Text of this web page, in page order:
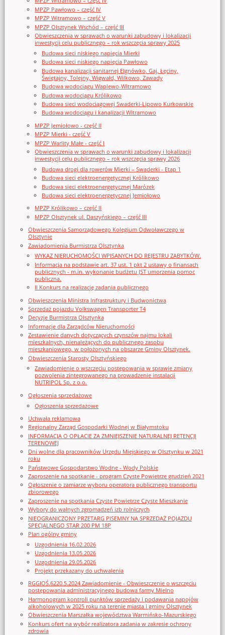
MPZP Pawłowo – część IV
MPZP Witramowo – część V
MPZP Olsztynek Wschód – część III
Obwieszczenia w sprawach o warunki zabudowy i lokalizacji
inwestycji celu publicznego – rok wszczęcia sprawy 2025
Budowa sieci niskiego napięcia Mierki
Budowa sieci niskiego napięcia Pawłowo
Budowa kanalizacji sanitarnej Elgnówko, Gaj, Łęciny,
Świętajny, Tolejny, Wigwałd, Wilkowo, Zawady
Budowa wodociągu Waplewo-Witramowo
Budowa wodociągu Królikowo
Budowa sieci wodociągowej Swaderki-Lipowo Kurkowskie
Budowa wodociągu i kanalizacji Witramowo
MPZP Jemiołowo - część II
MPZP Mierki - część V
MPZP Warlity Małe - część I
Obwieszczenia w sprawach o warunki zabudowy i lokalizacji
inwestycji celu publicznego – rok wszczęcia sprawy 2026
Budowa drogi dla rowerów Mierki – Swaderki - Etap 1
Budowa sieci elektroenergetycznej Królikowo
Budowa sieci elektroenergetycznej Marózek
Budowa sieci elektroenergetycznej Jemiołowo
MPZP Królikowo – część II
MPZP Olsztynek ul. Daszyńskiego – część III
Obwieszczenia Samorządowego Kolegium Odwoławczego w
Olsztynie
Zawiadomienia Burmistrza Olsztynka
WYKAZ NIERUCHOMOŚCI WPISANYCH DO REJESTRU ZABYTKÓW.
Informacja na podstawie art. 37 ust. 1 pkt 2 ustawy o finansach
publicznych - m.in. wykonanie budżetu JST umorzenia pomoc
publiczna.
II Konkurs na realizację zadania publicznego
Obwieszczenia Ministra Infrastruktury i Budwonictwa
Sprzedaż pojazdu Volkswagen Transporter T4
Decyzje Burmistrza Olsztynka
Informacje dla Zarządców Nieruchomości
Zestawienie danych dotyczących czynszów najmu lokali
mieszkalnych, nienależących do publicznego zasobu
mieszkaniowego, w położonych na obszarze Gminy Olsztynek.
Obwieszczenia Starosty Olsztyńskiego
Zawiadomienie o wszczęciu postępowania w sprawie zmiany
pozwolenia zintegrowanego na prowadzenie instalacji
NUTRIPOL Sp. z o.o.
Ogłoszenia sprzedażowe
Ogłoszenia sprzedażowe
Uchwała reklamowa
Regionalny Zarząd Gospodarki Wodnej w Białymstoku
INFORMACJA O OPŁACIE ZA ZMNIEJSZENIE NATURALNEJ RETENCJI
TERENOWEJ
Dni wolne dla pracowników Urzędu Miejskiego w Olsztynku w 2021
roku
Państwowe Gospodarstwo Wodne - Wody Polskie
Zaproszenie na spotkanie - program Czyste Powietrze grudzień 2021
Ogłoszenie o zamiarze wyboru operatora publicznego transportu
zbiorowego
Zaproszenie na spotkania Czyste Powietrze Czyste Mieszkanie
Wybory do walnych zgromadzeń izb rolniczych
NIEOGRANICZONY PRZETARG PISEMNY NA SPRZEDAŻ POJAZDU
SPECJALNEGO STAR 200 PM 18P
Plan ogólny gminy
Uzgodnienia 16.02.2026
Uzgodnienia 13.05.2026
Uzgodnienia 29.05.2026
Projekt przekazany do uchwalenia
RGGIOŚ.6220.5.2024 Zawiadomienie - Obwieszczenie o wszczęciu
postępowania administracyjnego budowa farmy Mielno
Harmonogram kontroli punktów sprzedaży i podawania napojów
alkoholowych w 2025 roku na terenie miasta i gminy Olsztynek
Obwieszczenia Marszałka województwa Warmińsko-Mazurskiego
Konkurs ofert na wybór realizatora zadania w zakresie ochrony
zdrowia